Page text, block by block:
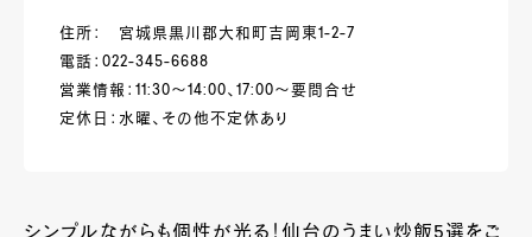
住所： 宮城県黒川郡大和町吉岡東1-2-7
電話：022-345-6688
営業情報：11:30～14:00、17:00～要問合せ
定休日：水曜、その他不定休あり